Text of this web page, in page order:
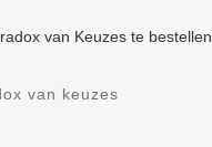
van Keuzes te bestellen
van keuzes